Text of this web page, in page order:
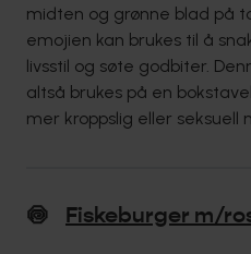
midten og grønne blad på
emojien kan brukes til å
livsstil og søte godbiter.
altså brukes på en
mer kroppslig eller seksuell
🍥 Fiskeburger m/